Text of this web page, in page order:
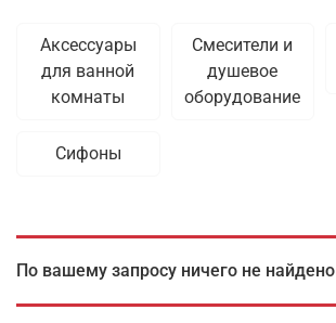
Аксессуары
для ванной
комнаты
Смесители и
душевое
оборудование
Сифоны
По вашему запросу ничего не найдено